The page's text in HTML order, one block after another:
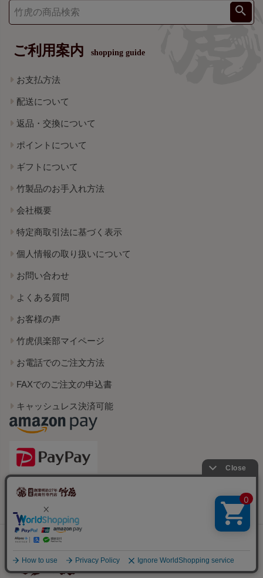
ご利用案内 shopping guide
お支払方法
配送について
返品・交換について
ポイントについて
ギフトについて
竹製品のお手入れ方法
会社概要
特定商取引法に基づく表示
個人情報の取り扱いについて
お問い合わせ
よくある質問
お客様の声
竹虎倶楽部マイページ
お電話でのご注文方法
FAXでのご注文の申込書
キャッシュレス決済可能
(株)山岸竹材店